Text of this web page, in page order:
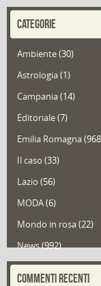
CATEGORIE
Ambiente(30)
Astrologia(1)
Campania(14)
Editoriale(7)
Emilia Romagna
Il caso (33)
Lazio (56)
MODA(6)
Mondo in rosa(22)
News(992)
Portfolio(1)
COMMENTI RECENTI